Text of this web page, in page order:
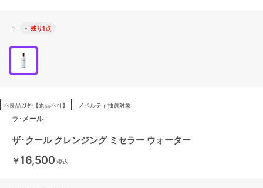
- - 残り1点
不良品以外【返品不可】 ノベルティ抽選対象
ラ･メール
ザ･クール クレンジング ミセラー ウォーター
￥16,500 税込